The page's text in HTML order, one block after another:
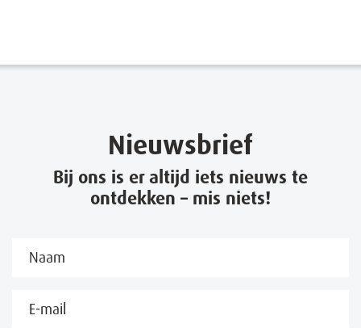
Nieuwsbrief
Bij ons is er altijd iets nieuws te
ontdekken – mis niets!